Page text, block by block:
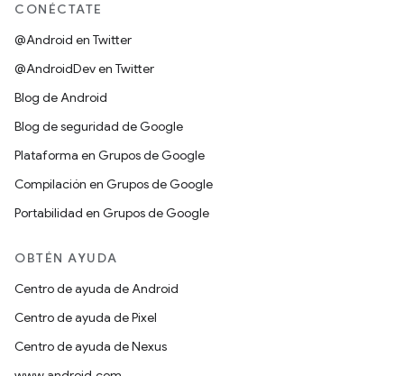
CONÉCTATE
@Android en Twitter
@AndroidDev en Twitter
Blog de Android
Blog de seguridad de Google
Plataforma en Grupos de Google
Compilación en Grupos de Google
Portabilidad en Grupos de Google
OBTÉN AYUDA
Centro de ayuda de Android
Centro de ayuda de Pixel
Centro de ayuda de Nexus